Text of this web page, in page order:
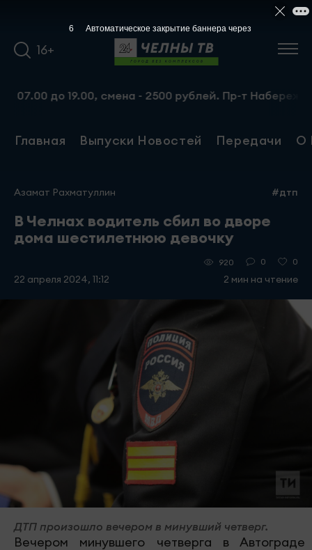
16+
19.00, смена - 2500 рублей. Пр-т
Главная Выпуски Новостей Передачи О
Азамат Рахматуллин #дтп
В Челнах водитель сбил во дворе
дома шестилетнюю девочку
22 апреля 2024, 11:12
920 0 0
2 мин на чтение
ДТП произошло вечером в минувший четверг.
Вечером минувшего четверга в Автограде
5 Автоматическое закрытие баннера через